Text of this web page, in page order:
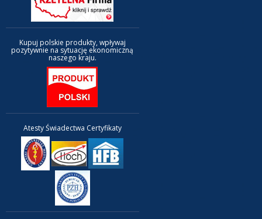
Kupuj polskie produkty, wpływaj
pozytywnie na sytuację ekonomiczną
naszego kraju.
Atesty Świadectwa Certyfikaty